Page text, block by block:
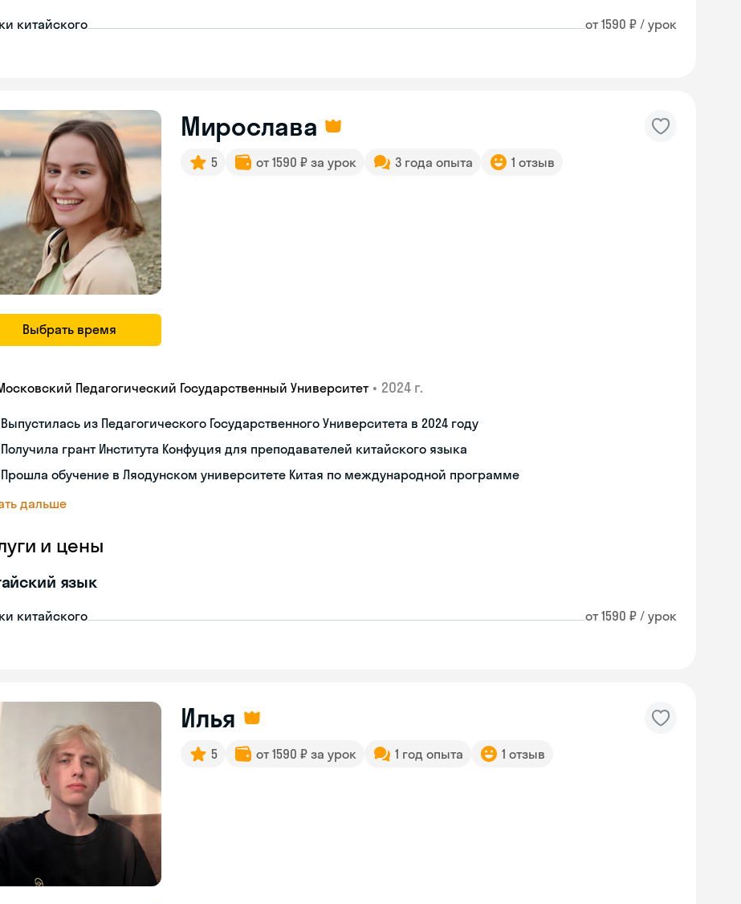
китайского от 1590 ₽ / урок
Выбрать время
Мирослава
5 от 1590 ₽ за урок 3 года опыта 1 отзыв
Педагогический Государственный Университет • 2024 г.
Выпустилась из Педагогического Государственного Университета в 2024 году
Получила грант Института Конфуция для преподавателей китайского языка
Прошла обучение в Ляодунском университете Китая по международной программе
дальше
и цены
язык
китайского от 1590 ₽ / урок
Илья
5 от 1590 ₽ за урок 1 год опыта 1 отзыв